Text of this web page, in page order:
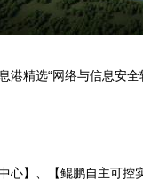
精选“网络与信息安
】、【鲲鹏自主可控